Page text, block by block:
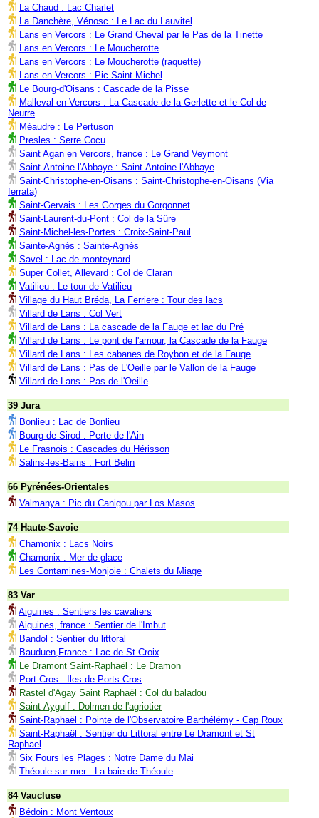
La Chaud : Lac Charlet
La Danchère, Vénosc : Le Lac du Lauvitel
Lans en Vercors : Le Grand Cheval par le Pas de la Tinette
Lans en Vercors : Le Moucherotte
Lans en Vercors : Le Moucherotte (raquette)
Lans en Vercors : Pic Saint Michel
Le Bourg-d'Oisans : Cascade de la Pisse
Malleval-en-Vercors : La Cascade de la Gerlette et le Col de
Neurre
Méaudre : Le Pertuson
Presles : Serre Cocu
Saint Agan en Vercors, france : Le Grand Veymont
Saint-Antoine-l'Abbaye : Saint-Antoine-l'Abbaye
Saint-Christophe-en-Oisans : Saint-Christophe-en-Oisans (Via
ferrata)
Saint-Gervais : Les Gorges du Gorgonnet
Saint-Laurent-du-Pont : Col de la Sûre
Saint-Michel-les-Portes : Croix-Saint-Paul
Sainte-Agnés : Sainte-Agnés
Savel : Lac de monteynard
Super Collet, Allevard : Col de Claran
Vatilieu : Le tour de Vatilieu
Village du Haut Bréda, La Ferriere : Tour des lacs
Villard de Lans : Col Vert
Villard de Lans : La cascade de la Fauge et lac du Pré
Villard de Lans : Le pont de l'amour, la Cascade de la Fauge
Villard de Lans : Les cabanes de Roybon et de la Fauge
Villard de Lans : Pas de L'Oeille par le Vallon de la Fauge
Villard de Lans : Pas de l'Oeille
39 Jura
Bonlieu : Lac de Bonlieu
Bourg-de-Sirod : Perte de l'Ain
Le Frasnois : Cascades du Hérisson
Salins-les-Bains : Fort Belin
66 Pyrénées-Orientales
Valmanya : Pic du Canigou par Los Masos
74 Haute-Savoie
Chamonix : Lacs Noirs
Chamonix : Mer de glace
Les Contamines-Monjoie : Chalets du Miage
83 Var
Aiguines : Sentiers les cavaliers
Aiguines, france : Sentier de l'Imbut
Bandol : Sentier du littoral
Bauduen,France : Lac de St Croix
Le Dramont Saint-Raphaël : Le Dramon
Port-Cros : Iles de Ports-Cros
Rastel d'Agay Saint Raphaël : Col du baladou
Saint-Aygulf : Dolmen de l'agriotier
Saint-Raphaël : Pointe de l'Observatoire Barthélémy - Cap Roux
Saint-Raphaël : Sentier du Littoral entre Le Dramont et St
Raphael
Six Fours les Plages : Notre Dame du Mai
Théoule sur mer : La baie de Théoule
84 Vaucluse
Bédoin : Mont Ventoux